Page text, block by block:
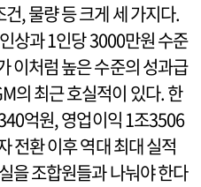
, 물량 등 크게 세 가지다.
상과 1인당 3000만원 수준
이처럼 높은 수준의 성과급
의 최근 호실적이 있다. 한
억원, 영업이익 1조3506
전환 이후 역대 최대 실적
을 조합원들과 나눠야 한다